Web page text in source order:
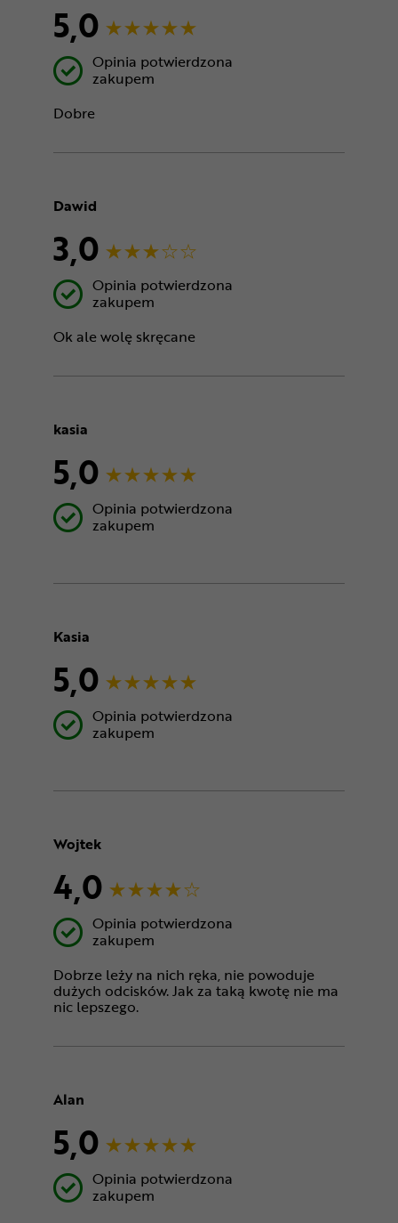
5,0
Opinia potwierdzona
zakupem
Dobre
Dawid
3,0
Opinia potwierdzona
zakupem
Ok ale wolę skręcane
kasia
5,0
Opinia potwierdzona
zakupem
Kasia
5,0
Opinia potwierdzona
zakupem
Wojtek
4,0
Opinia potwierdzona
zakupem
Dobrze leży na nich ręka, nie powoduje
dużych odcisków. Jak za taką kwotę nie ma
nic lepszego.
Alan
5,0
Opinia potwierdzona
zakupem